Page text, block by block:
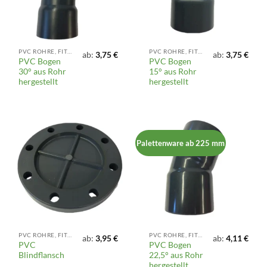
PVC Bogen
30° aus Rohr
hergestellt
ab: 3,75€
PVC Bogen
15° aus Rohr
hergestellt
ab: 3,75€
PVC
Blindflansch
ab: 3,95€
Palettenware ab 225 mm
PVC Bogen
22,5° aus Rohr
hergestellt
ab: 4,11€